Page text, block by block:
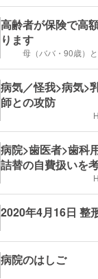
高齢者が保険で高
ります
母（ババ・90歳）
病気／怪我>病気>
師との攻防
病院>歯医者>歯科
詰替の自費扱いを
2020年4月16日 整
病院のはしご